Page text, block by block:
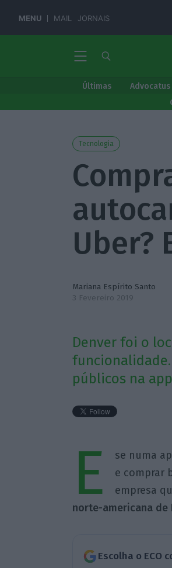
MENU MAIL JORNAIS
Últimas Advocatus
Tecnologia
Uber?
Mariana Espírito Santo
3 Fevereiro 2019
Denver foi o
públicos na
E
se numa
e comprar
empresa
norte-americana de
Escolha o ECO